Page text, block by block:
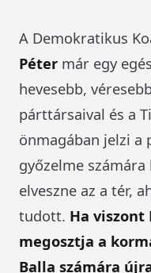
A Demokratikus
Péter már egy
hevesebb,
párttársaival és a
önmagában jelzi a
győzelme
elveszne az a tér,
tudott. Ha viszont
megosztja a
Balla számára